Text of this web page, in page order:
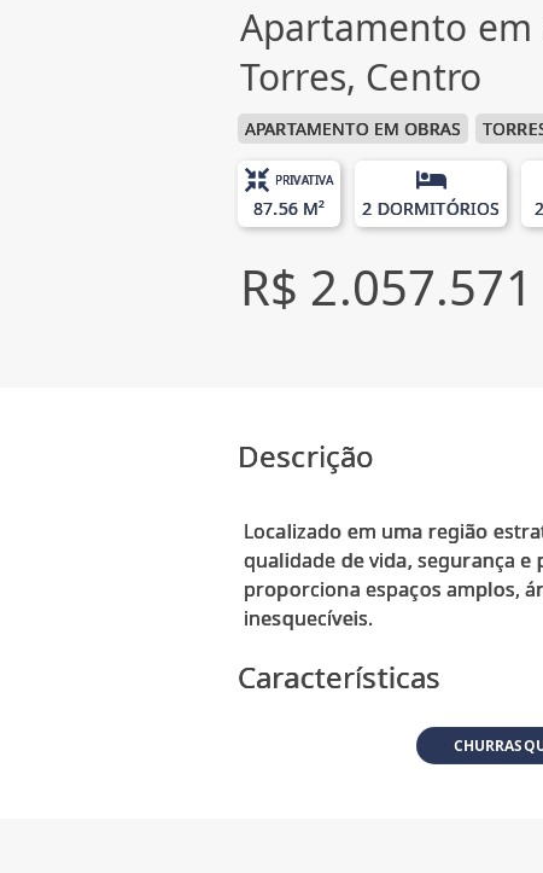
Apartamento em
Torres, Centro
APARTAMENTO EM OBRAS
PRIVATIVA
87.56 M² 2 DORMITÓRIOS
R$ 2.057.571
Descrição
Localizado em uma região
qualidade de vida, segurança
proporciona espaços amplos,
Características